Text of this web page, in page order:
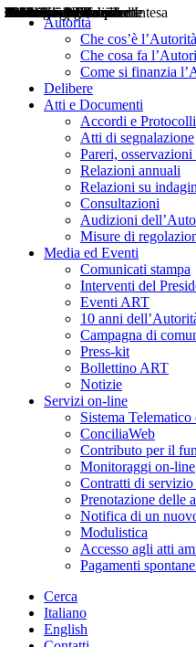
Autorità
Che cos’è l’Autorità
Che cosa fa
Come si finanzia
Delibere
Atti e Documenti
Accordi e Protocolli
Atti di segnalazione
Pareri,
Relazioni annuali
Relazioni su
Consultazioni
Audizioni
Misure di
Media ed Eventi
Comunicati stampa
Interventi del
Eventi ART
10 anni
Campagna di
Press-kit
Bollettino ART
Notizie
Servizi on-line
Sistema
ConciliaWeb
Contributo per il
Monitoraggi on-line
Contratti di
Prenotazione delle
Notifica di un
Modulistica
Accesso agli atti
Pagamenti
Cerca
Italiano
English
Delibere
Pareri
Consultazioni
Audizioni
Atti di Segnalazione
Accordi e Protocolli d'Intesa
Relazioni annuali
Misure di regolazione
Notizie
Comunicati Stampa
Bollettini ART
Convegni ART
Interviste del Presidente
Articoli in primo piano
Interventi del Presidente
2004
2005
2010
2013
2014
2015
2016
2017
2018
2019
202
2020
2021
2022
2023
2024
2025
2026
Aereo
Marittimo
Terrestre